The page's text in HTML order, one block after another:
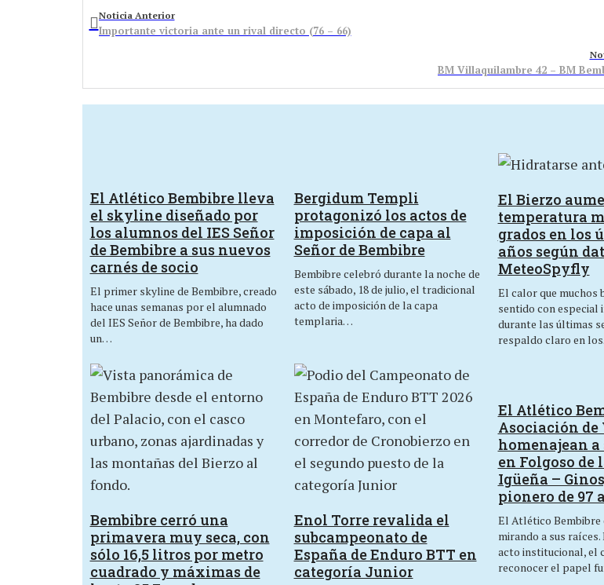
Noticia Anterior
Importante victoria ante un rival directo (76 – 66)
BM Villaquilambre 42 – BM
El Atlético Bembibre lleva
el skyline diseñado por
los alumnos del IES Señor
de Bembibre a sus nuevos
carnés de socio
El primer skyline de Bembibre, creado
hace unas semanas por el alumnado
del IES Señor de Bembibre, ha dado
un…
Bergidum Templi
protagonizó los actos de
imposición de capa al
Señor de Bembibre
Bembibre celebró durante la noche de
este sábado, 18 de julio, el tradicional
acto de imposición de la capa
templaria…
El Bierzo
temperatura
grados en los
años según
MeteoSpyfly
El calor que muchos
sentido con especial
durante las últimas
respaldo claro en
Bembibre cerró una
primavera muy seca, con
sólo 16,5 litros por metro
cuadrado y máximas de
Enol Torre revalida el
subcampeonato de
España de Enduro BTT en
categoría Junior
El Atlético
Asociación de
homenajean a
en Folgoso de
Igüeña –
pionero de 97
El Atlético Bembibre
mirando a sus
acto institucional, el
reconocer el papel